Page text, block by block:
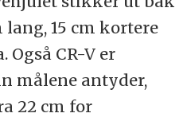
lang, 15 cm kortere
Også CR-V er
målene antyder,
22 cm for